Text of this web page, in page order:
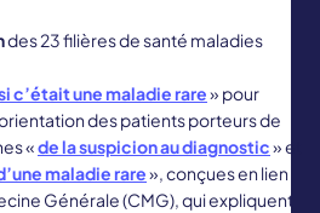
des 23 filières de santé maladies
c’était une maladie rare» pour
des patients porteurs de
«de la suspicion au diagnostic» et
maladie rare», conçues en lien
Générale (CMG), qui expliquent